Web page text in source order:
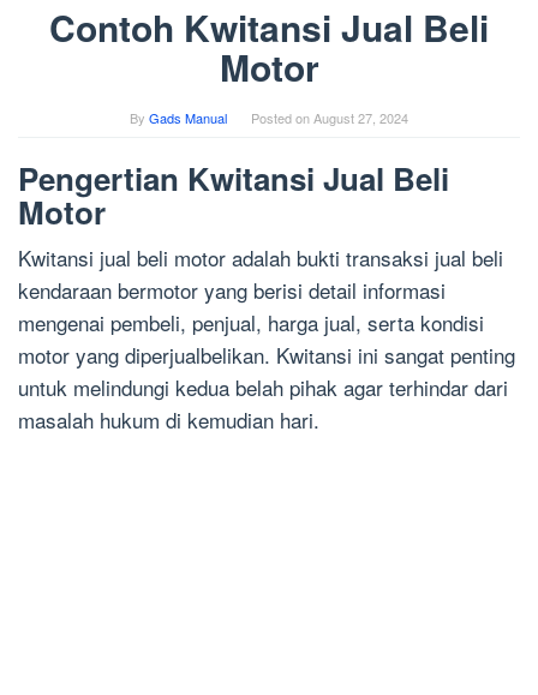
Contoh Kwitansi Jual Beli
Motor
By Gads Manual Posted onAugust 27, 2024
Pengertian Kwitansi Jual Beli
Motor
Kwitansi jual beli motor adalah bukti transaksi jual beli
kendaraan bermotor yang berisi detail informasi
mengenai pembeli, penjual, harga jual, serta kondisi
motor yang diperjualbelikan. Kwitansi ini sangat penting
untuk melindungi kedua belah pihak agar terhindar dari
masalah hukum di kemudian hari.